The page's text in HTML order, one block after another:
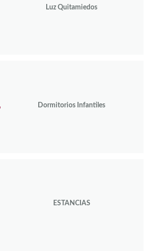
Luz Quitamiedos
Dormitorios Infantiles
ESTANCIAS